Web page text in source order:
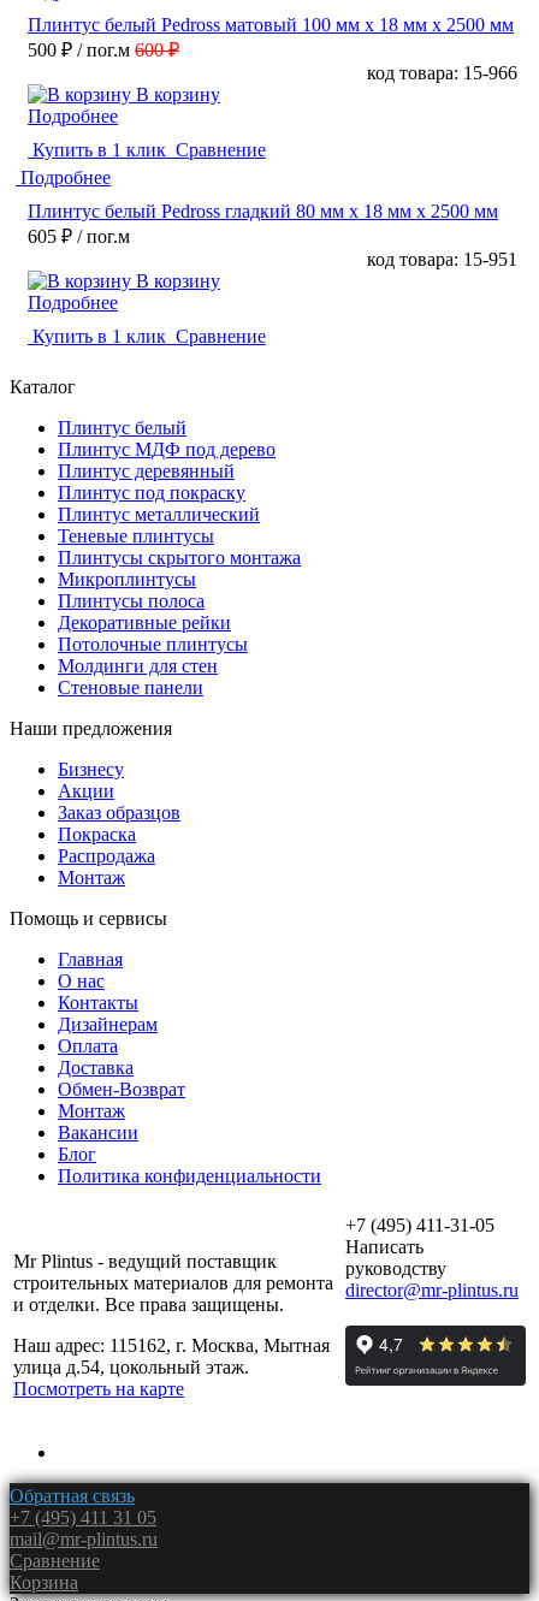
Плинтус белый Pedross матовый 100 мм х 18 мм х 2500 мм
500 ₽ / пог.м 600 ₽
код товара: 15-966
В корзину
Подробнее
Купить в 1 клик Сравнение
Подробнее
Плинтус белый Pedross гладкий 80 мм х 18 мм х 2500 мм
605 ₽ / пог.м
код товара: 15-951
В корзину
Подробнее
Купить в 1 клик Сравнение
Каталог
Плинтус белый
Плинтус МДФ под дерево
Плинтус деревянный
Плинтус под покраску
Плинтус металлический
Теневые плинтусы
Плинтусы скрытого монтажа
Микроплинтусы
Плинтусы полоса
Декоративные рейки
Потолочные плинтусы
Молдинги для стен
Стеновые панели
Наши предложения
Бизнесу
Акции
Заказ образцов
Покраска
Распродажа
Монтаж
Помощь и сервисы
Главная
О нас
Контакты
Дизайнерам
Оплата
Доставка
Обмен-Возврат
Монтаж
Вакансии
Блог
Политика конфиденциальности
Mr Plintus - ведущий поставщик
строительных материалов для ремонта
и отделки. Все права защищены.
Наш адрес: 115162, г. Москва, Мытная
улица д.54, цокольный этаж.
Посмотреть на карте
+7 (495) 411-31-05
Написать
руководству
director@mr-plintus.ru
Обратная связь
+7 (495) 411 31 05
mail@mr-plintus.ru
Сравнение
Корзина